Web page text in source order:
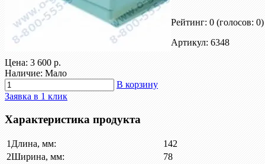
Рейтинг: 0 (голосов: 0)
Артикул: 6348
Цена: 3 600 р.
Наличие: Мало
В корзину
Заявка в 1 клик
Характеристика продукта
1 Длина, мм:
142
2Ширина, мм:
78